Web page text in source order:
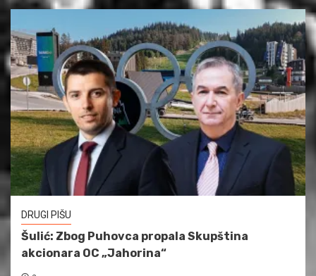
DRUGI PIŠU
Šulić: Zbog Puhovca propala Skupština
akcionara OC „Jahorina“